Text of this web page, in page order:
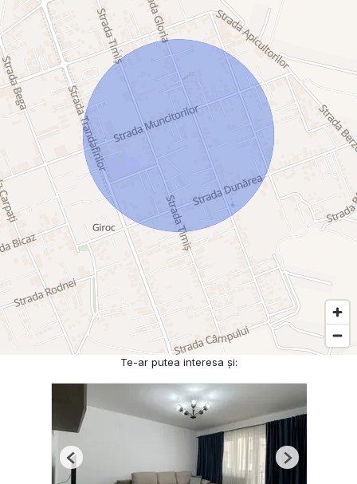
Te-ar putea interesa și:
Previous Next